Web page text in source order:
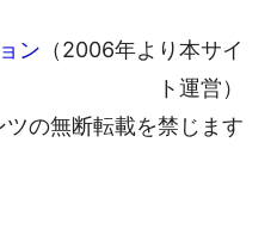
ン （2006年より本サイ
ト運営）
の無断転載を禁じます